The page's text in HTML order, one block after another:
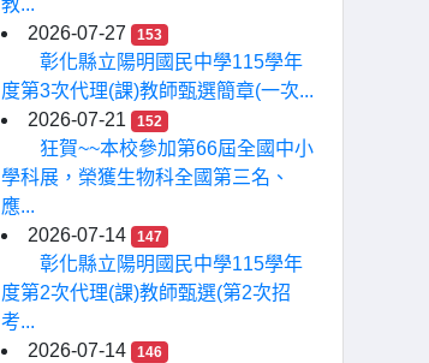
教...
2026-07-27
153
彰化縣立陽明國民中學115學年
度第3次代理(課)教師甄選簡章(一次...
2026-07-21
152
狂賀~~本校參加第66屆全國中小
學科展，榮獲生物科全國第三名、
應...
2026-07-14
147
彰化縣立陽明國民中學115學年
度第2次代理(課)教師甄選(第2次招
考...
2026-07-14
146